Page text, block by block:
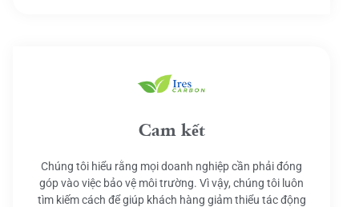
Cam kết
Chúng tôi hiểu rằng mọi doanh nghiệp cần phải đóng
góp vào việc bảo vệ môi trường. Vì vậy, chúng tôi luôn
tìm kiếm cách để giúp khách hàng giảm thiểu tác động